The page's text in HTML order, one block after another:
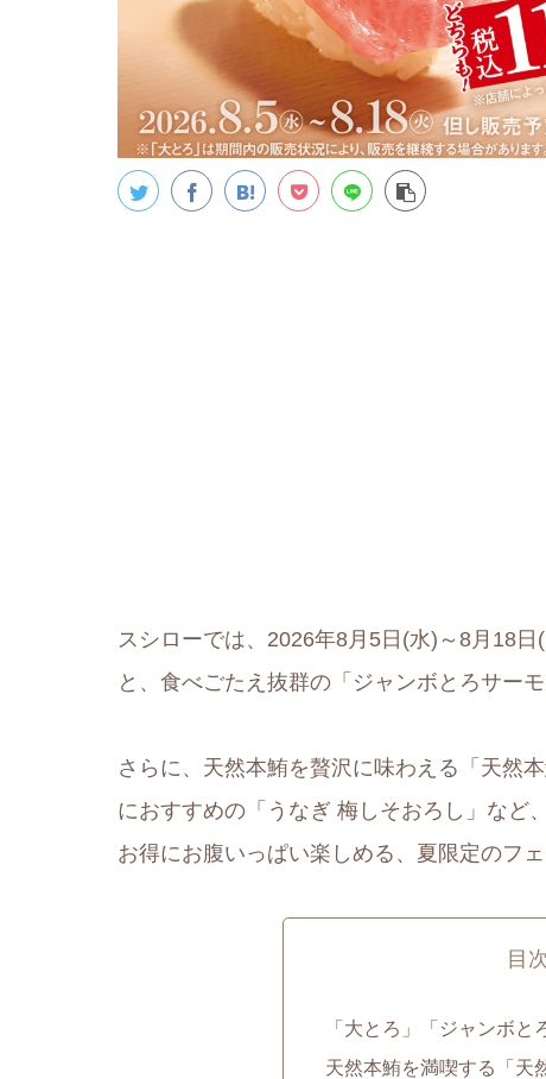
スシローでは、2026年8月5日(水)～8月18
と、食べごたえ抜群の「ジャンボとろサー
さらに、天然本鮪を贅沢に味わえる「天然
におすすめの「うなぎ 梅しそおろし」など
お得にお腹いっぱい楽しめる、夏限定のフェ
目次
「大とろ」「ジャンボ
天然本鮪を満喫する「天